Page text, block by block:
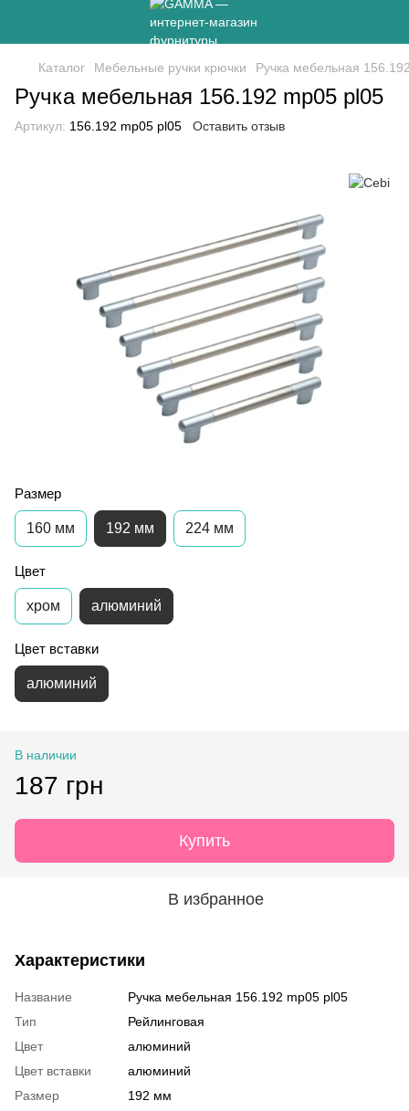
Каталог Мебельные ручки крючки Ручка мебельная
Ручка мебельная 156.192 mp05 pl05
Артикул: 156.192 mp05 pl05 Оставить отзыв
Размер
160 мм 192 мм 224 мм
Цвет
хром алюминий
Цвет вставки
алюминий
В наличии
187 грн
Купить
В избранное
Характеристики
Название
Ручка мебельная 156.192 mp05 pl05
Тип
Рейлинговая
Цвет
алюминий
Цвет вставки
алюминий
Размер
192 мм